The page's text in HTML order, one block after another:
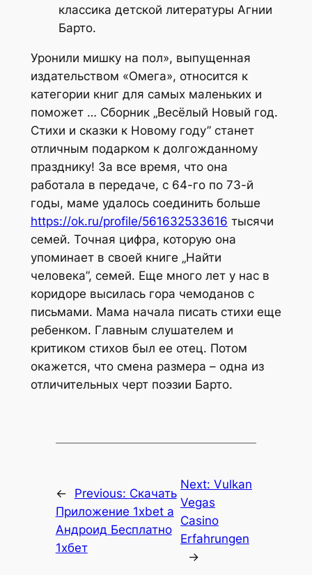
классика детской литературы Агнии
Барто.
Уронили мишку на пол», выпущенная
издательством «Омега», относится к
категории книг для самых маленьких и
поможет … Сборник „Весёлый Новый год.
Стихи и сказки к Новому году” станет
отличным подарком к долгожданному
празднику! За все время, что она
работала в передаче, с 64-го по 73-й
годы, маме удалось соединить больше
https://ok.ru/profile/561632533616 тысячи
семей. Точная цифра, которую она
упоминает в своей книге „Найти
человека”, семей. Еще много лет у нас в
коридоре высилась гора чемоданов с
письмами. Мама начала писать стихи еще
ребенком. Главным слушателем и
критиком стихов был ее отец. Потом
окажется, что смена размера – одна из
отличительных черт поэзии Барто.
← Previous: Скачать
Приложение 1xbet а
Андроид Бесплатно
1хбет
Next: Vulkan
Vegas
Casino
Erfahrungen
→